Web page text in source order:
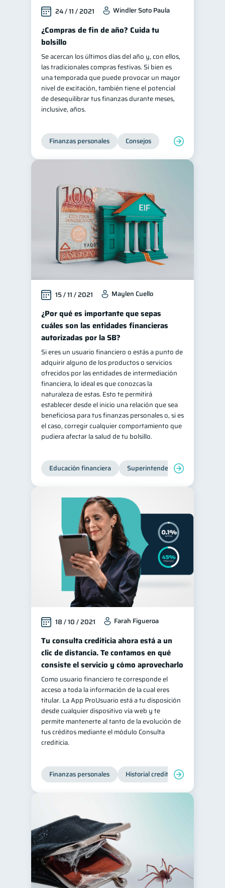
24 / 11 / 2021 Windler Soto Paula
¿Compras de fin de año? Cuida tu
bolsillo
Se acercan los últimos días del año y, con ellos,
las tradicionales compras festivas. Si bien es
una temporada que puede provocar un mayor
nivel de excitación, también tiene el potencial
de desequilibrar tus finanzas durante meses,
inclusive, años.
Finanzas personales Consejos
15 / 11 / 2021 Maylen Cuello
¿Por qué es importante que sepas
cuáles son las entidades financieras
autorizadas por la SB?
Si eres un usuario financiero o estás a punto de
adquirir alguno de los productos o servicios
ofrecidos por las entidades de intermediación
financiera, lo ideal es que conozcas la
naturaleza de estas. Esto te permitirá
establecer desde el inicio una relación que sea
beneficiosa para tus finanzas personales o, si es
el caso, corregir cualquier comportamiento que
pudiera afectar la salud de tu bolsillo.
Educación financiera Superintendencia de Bancos
18 / 10 / 2021 Farah Figueroa
Tu consulta crediticia ahora está a un
clic de distancia. Te contamos en qué
consiste el servicio y cómo aprovecharlo
Como usuario financiero te corresponde el
acceso a toda la información de la cual eres
titular. La App ProUsuario está a tu disposición
desde cualquier dispositivo vía web y te
permite mantenerte al tanto de la evolución de
tus créditos mediante el módulo Consulta
crediticia.
Finanzas personales Historial crediticio